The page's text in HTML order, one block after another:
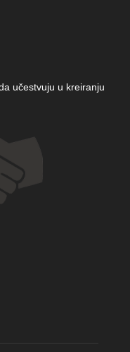
učestvuju u kreiranju